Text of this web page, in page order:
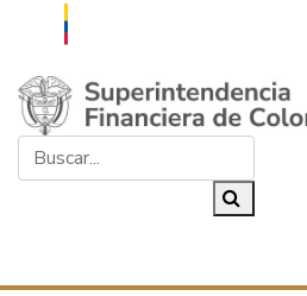
Saltar al contenido principal